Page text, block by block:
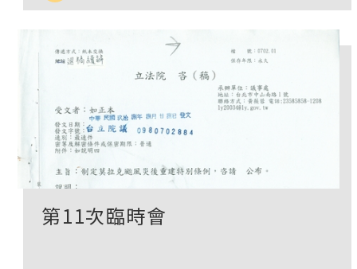
第11次臨時會